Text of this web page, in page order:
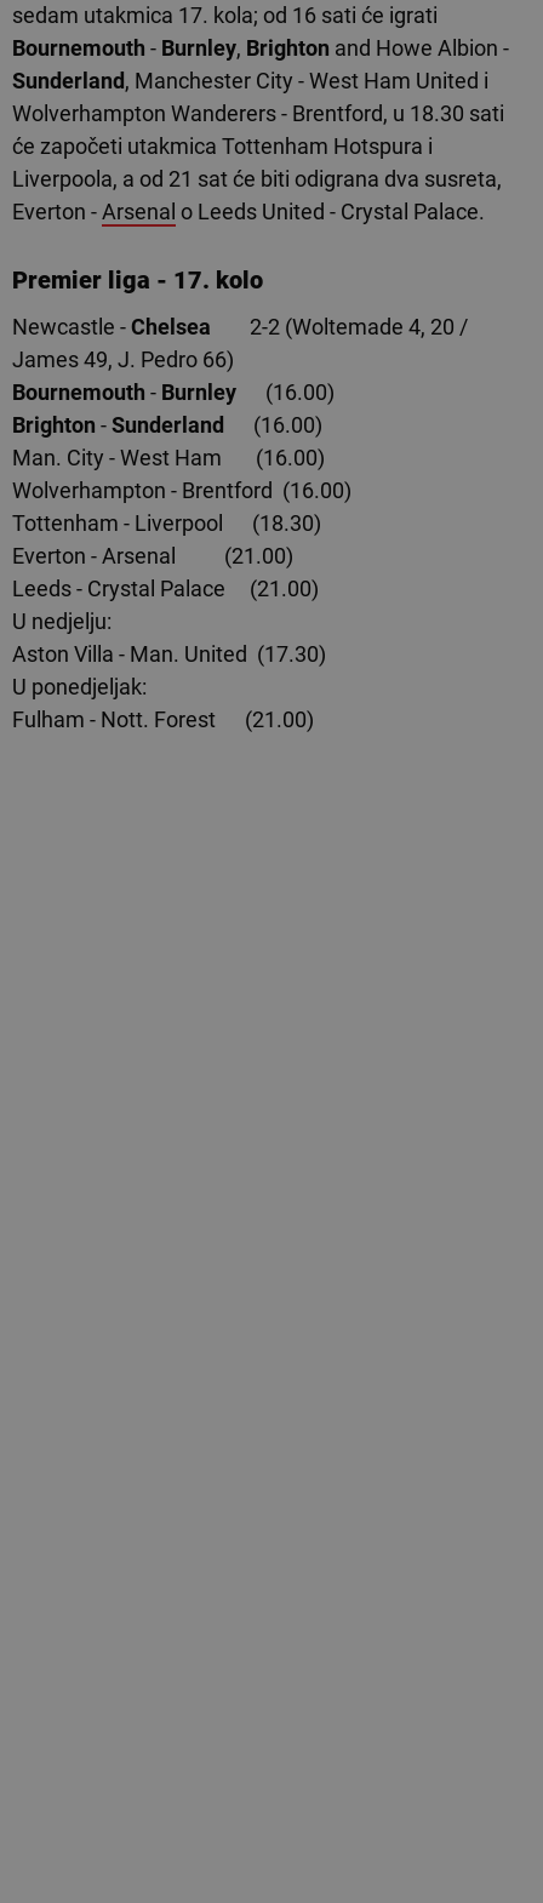
sedam utakmica 17. kola; od 16 sati će igrati
Bournemouth - Burnley, Brighton and Howe Albion -
Sunderland, Manchester City - West Ham United i
Wolverhampton Wanderers - Brentford, u 18.30 sati
će započeti utakmica Tottenham Hotspura i
Liverpoola, a od 21 sat će biti odigrana dva susreta,
Everton -Arsenal o Leeds United - Crystal Palace.
Premier liga - 17. kolo
Newcastle -Chelsea 2-2 (Woltemade 4, 20 /
James 49, J. Pedro 66)
Bournemouth - Burnley (16.00)
Brighton -Sunderland (16.00)
Man. City - West Ham (16.00)
Wolverhampton - Brentford (16.00)
Tottenham - Liverpool (18.30)
Everton - Arsenal (21.00)
Leeds - Crystal Palace (21.00)
U nedjelju:
Aston Villa - Man. United (17.30)
U ponedjeljak:
Fulham - Nott. Forest (21.00)